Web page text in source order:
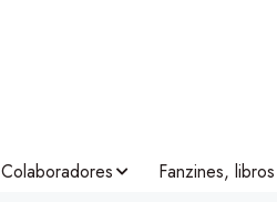
Colaboradores Fanzines,